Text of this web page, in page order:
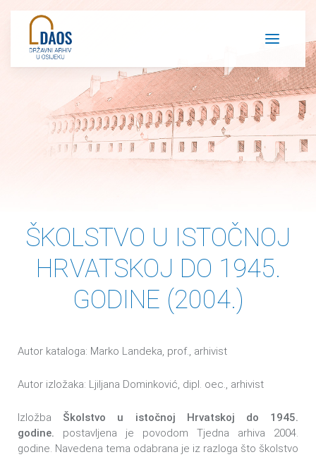
Napominjemo:
stranica
uključuje
pristupačnosti.
ŠKOLSTVO U ISTOČNOJ
HRVATSKOJ DO 1945.
GODINE (2004.)
Autor kataloga: Marko Landeka, prof., arhivist
Autor izložaka: Ljiljana Dominković, dipl. oec., arhivist
Izložba Školstvo u istočnoj Hrvatskoj do 1945.
godine. postavljena je povodom Tjedna arhiva 2004.
godine. Navedena tema odabrana je iz razloga što školstvo